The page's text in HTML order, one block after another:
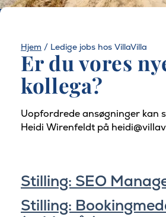
Hjem / Ledige jobs hos VillaVilla
Er du vores
kollega?
Uopfordrede ansøgninger kan
Heidi Wirenfeldt på
Stilling: SEO
Stilling: